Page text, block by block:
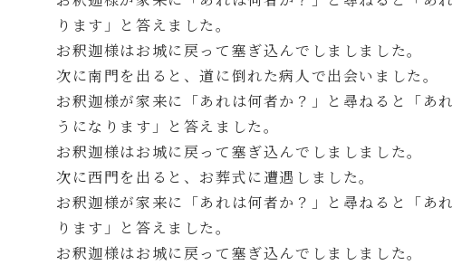
ります」と答えました。
お釈迦様はお城に戻って塞ぎ込んでしましました。
次に南門を出ると、道に倒れた病人で出会いました。
お釈迦様が家来に「あれは何者か？」と尋ねると「あ
うになります」と答えました。
お釈迦様はお城に戻って塞ぎ込んでしましました。
次に西門を出ると、お葬式に遭遇しました。
お釈迦様が家来に「あれは何者か？」と尋ねると「あ
ります」と答えました。
お釈迦様はお城に戻って塞ぎ込んでしましました。